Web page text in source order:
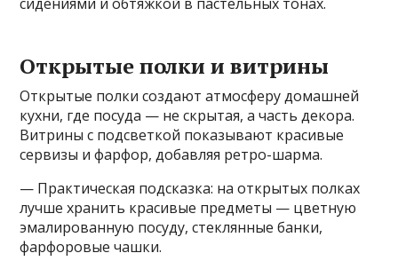
Открытые полки и витрины
Открытые полки создают атмосферу домашней
кухни, где посуда — не скрытая, а часть декора.
Витрины с подсветкой показывают красивые
сервизы и фарфор, добавляя ретро-шарма.
— Практическая подсказка: на открытых полках
лучше хранить красивые предметы — цветную
эмалированную посуду, стеклянные банки,
фарфоровые чашки.